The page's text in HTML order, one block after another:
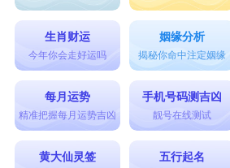
了，狗狗以此为名字，不仅最为
利征兆，趋利辟邪，有招财、
作为狗狗的名字，既霸道独特
滚，同时还体现了主人对狗的爱
【六六子】
生肖财运
今年你会走好运吗
姻缘分析
揭秘你命中注定姻缘
每月运势
精准把握每月运势吉凶
手机号码测吉凶
靓号在线测试
黄大仙灵签 五行起名